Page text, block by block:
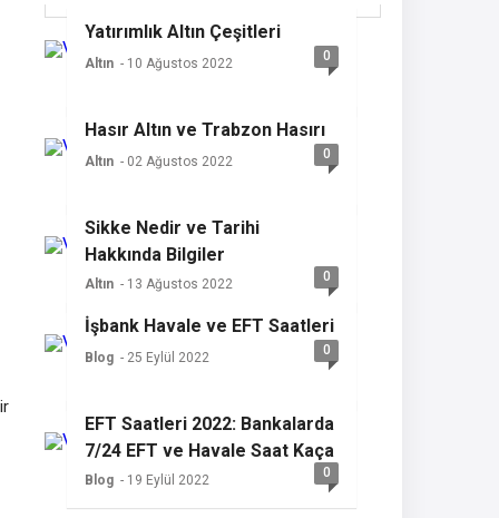
Yatırımlık Altın Çeşitleri
Altın - 10 Ağustos 2022 0
Hasır Altın ve Trabzon Hasırı
Altın - 02 Ağustos 2022 0
Sikke Nedir ve Tarihi
Hakkında Bilgiler
Altın - 13 Ağustos 2022 0
İşbank Havale ve EFT Saatleri
Blog - 25 Eylül 2022 0
EFT Saatleri 2022: Bankalarda
7/24 EFT ve Havale Saat Kaça
Kadar Yapılır? EFT ve Havale
Saatleri
Blog - 19 Eylül 2022 0